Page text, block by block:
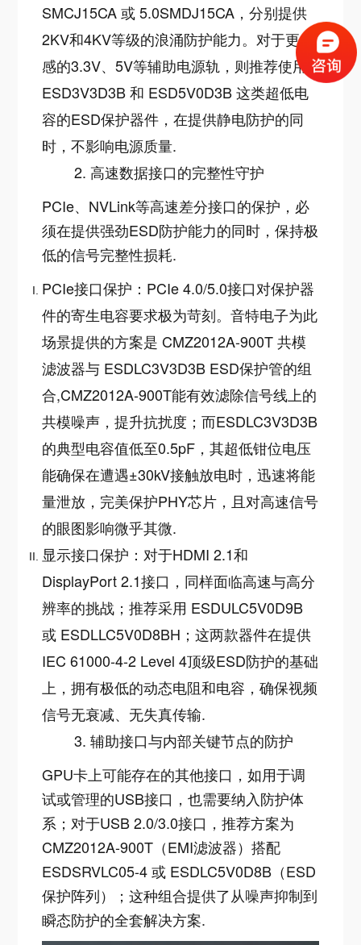
SMCJ15CA 或 5.0SMDJ15CA，分别提供
2KV和4KV等级的浪涌防护能力。对于更敏
感的3.3V、5V等辅助电源轨，则推荐使用
ESD3V3D3B 和 ESD5V0D3B 这类超低电
容的ESD保护器件，在提供静电防护的同
时，不影响电源质量.
2. 高速数据接口的完整性守护
PCIe、NVLink等高速差分接口的保护，必
须在提供强劲ESD防护能力的同时，保持极
低的信号完整性损耗.
PCIe接口保护：PCIe 4.0/5.0接口对保护器
件的寄生电容要求极为苛刻。音特电子为此
场景提供的方案是 CMZ2012A-900T 共模
滤波器与 ESDLC3V3D3B ESD保护管的组
合,CMZ2012A-900T能有效滤除信号线上的
共模噪声，提升抗扰度；而ESDLC3V3D3B
的典型电容值低至0.5pF，其超低钳位电压
能确保在遭遇±30kV接触放电时，迅速将能
量泄放，完美保护PHY芯片，且对高速信号
的眼图影响微乎其微.
显示接口保护：对于HDMI 2.1和
DisplayPort 2.1接口，同样面临高速与高分
辨率的挑战；推荐采用 ESDULC5V0D9B
或 ESDLLC5V0D8BH；这两款器件在提供
IEC 61000-4-2 Level 4顶级ESD防护的基础
上，拥有极低的动态电阻和电容，确保视频
信号无衰减、无失真传输.
3. 辅助接口与内部关键节点的防护
GPU卡上可能存在的其他接口，如用于调
试或管理的USB接口，也需要纳入防护体
系；对于USB 2.0/3.0接口，推荐方案为
CMZ2012A-900T（EMI滤波器）搭配
ESDSRVLC05-4 或 ESDLC5V0D8B（ESD
保护阵列）；这种组合提供了从噪声抑制到
瞬态防护的全套解决方案.